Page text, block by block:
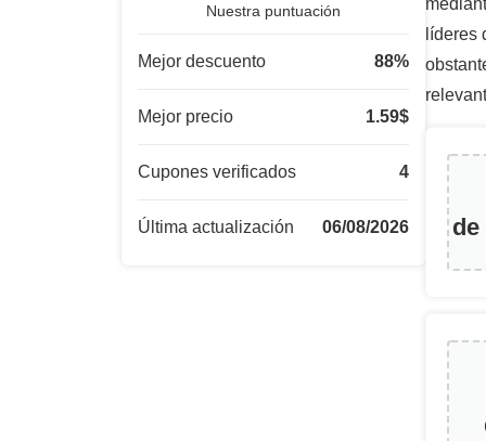
Nuestra puntuación
Mejor descuento 88%
Mejor precio 1.59$
Cupones verificados 4
Última actualización 06/08/2026
líderes